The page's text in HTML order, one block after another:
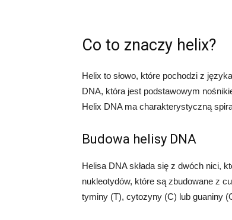
Co to znaczy helix?
Helix to słowo, które pochodzi z
DNA, która jest podstawowym
Helix DNA ma charakterystyczną
Budowa helisy DNA
Helisa DNA składa się z dwóch nici,
nukleotydów, które są zbudowane z
tyminy (T), cytozyny (C) lub guaniny